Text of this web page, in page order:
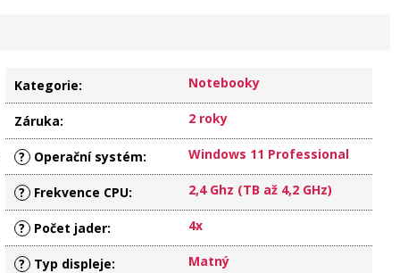
Kategorie: Notebooky
Záruka: 2 roky
? Operační systém: Windows 11 Professional
? Frekvence CPU: 2,4 Ghz (TB až 4,2 GHz)
? Počet jader: 4x
? Typ displeje: Matný